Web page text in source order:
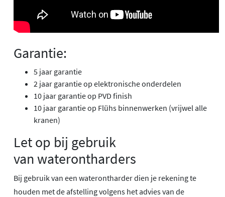
Garantie:
5 jaar garantie
2 jaar garantie op elektronische onderdelen
10 jaar garantie op PVD finish
10 jaar garantie op Flühs binnenwerken (vrijwel alle
kranen)
Let op bij gebruik
van waterontharders
Bij gebruik van een waterontharder dien je rekening te
houden met de afstelling volgens het advies van de